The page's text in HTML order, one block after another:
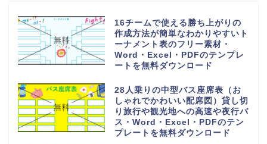
16チームで使える勝ち上がりの
作成方法が簡単なわかりやすいト
ーナメント表のフリー素材・
Word・Excel・PDFのテンプレ
ートを無料ダウンロード
28人乗りの中型バス座席表（お
しゃれでかわいい配席図）貸し切
り旅行や観光地への高速や夜行バ
ス・Word・Excel・PDFのテン
プレートを無料ダウンロード